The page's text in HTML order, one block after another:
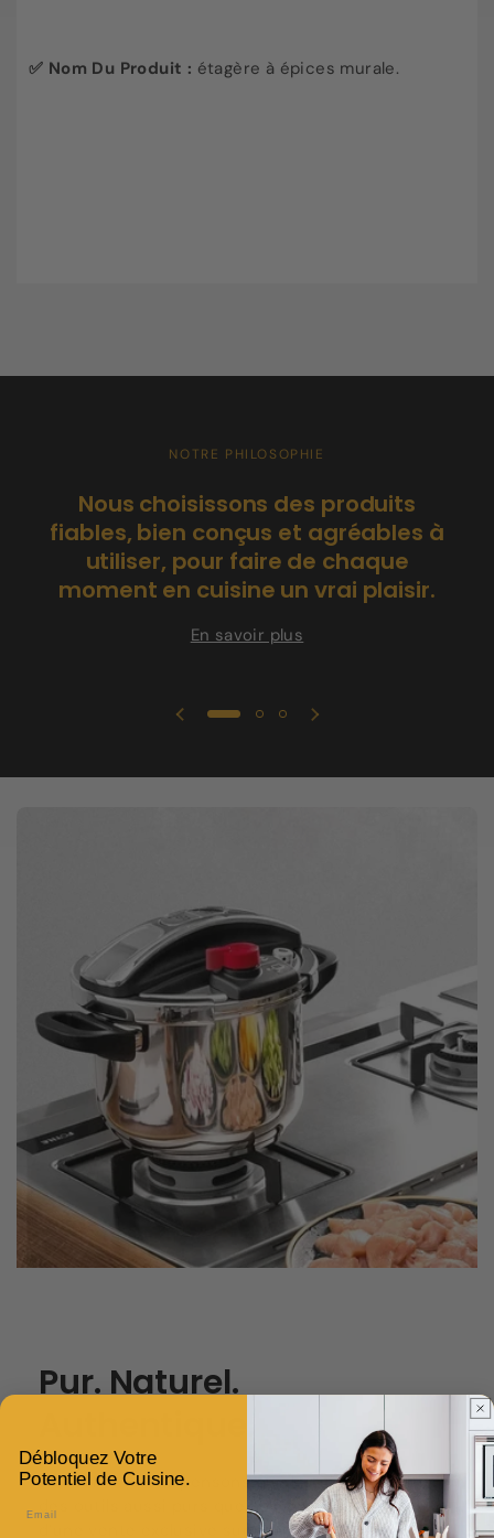
✅ Nom Du Produit : étagère à épices murale.
NOTRE PHILOSOPHIE
Nous choisissons des produits
fiables, bien conçus et agréables à
utiliser, pour faire de chaque
moment en cuisine un vrai plaisir.
En savoir plus
Pur. Naturel.
ChezNous, nous pensons que la cuisine mérite
des outils aussi purs que vos intentions. Profitez
d’une vente exclusive sur notre sélection
Débloquez Votre
Potentiel de Cuisine.